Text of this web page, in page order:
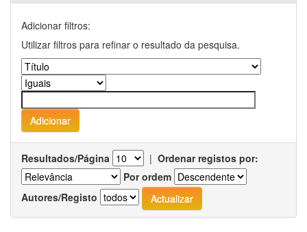
Adicionar filtros:
Utilizar filtros para refinar o resultado da pesquisa.
Resultados/Página | Ordenar registos por:
Por ordem
Autores/Registo